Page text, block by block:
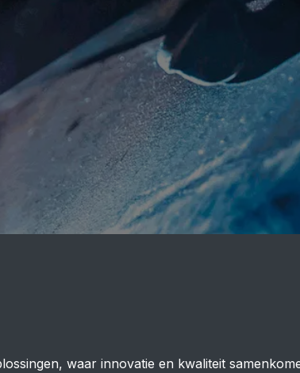
waar innovatie en kwaliteit